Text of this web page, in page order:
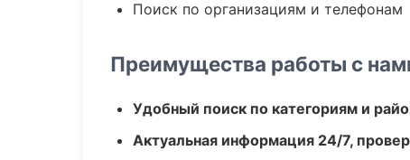
Поиск по организациям и телефонам
Преимущества работы с
Удобный поиск по категориям и
Актуальная информация 24/7,